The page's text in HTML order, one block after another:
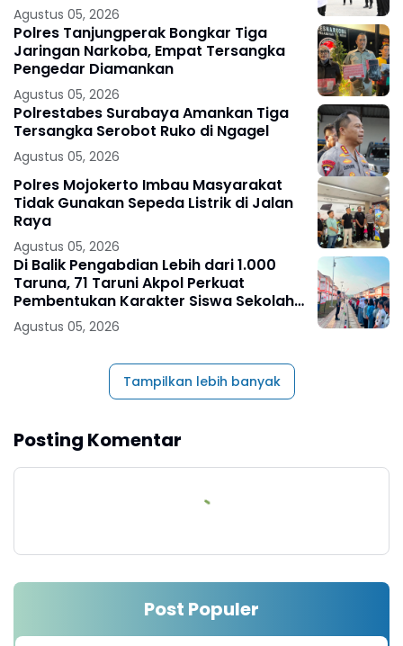
Agustus 05, 2026
Polres Tanjungperak Bongkar Tiga
Jaringan Narkoba, Empat Tersangka
Pengedar Diamankan
Agustus 05, 2026
Polrestabes Surabaya Amankan Tiga
Tersangka Serobot Ruko di Ngagel
Agustus 05, 2026
Polres Mojokerto Imbau Masyarakat
Tidak Gunakan Sepeda Listrik di Jalan
Raya
Agustus 05, 2026
Di Balik Pengabdian Lebih dari 1.000
Taruna, 71 Taruni Akpol Perkuat
Pembentukan Karakter Siswa Sekolah
Rakyat
Agustus 05, 2026
Tampilkan lebih banyak
Posting Komentar
Post Populer